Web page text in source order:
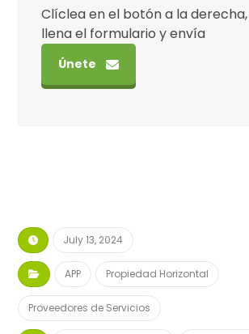
Clíclea en el botón a la derecha,
llena el formulario y envía
Únete
July 13, 2024
APP Propiedad Horizontal
Proveedores de Servicios